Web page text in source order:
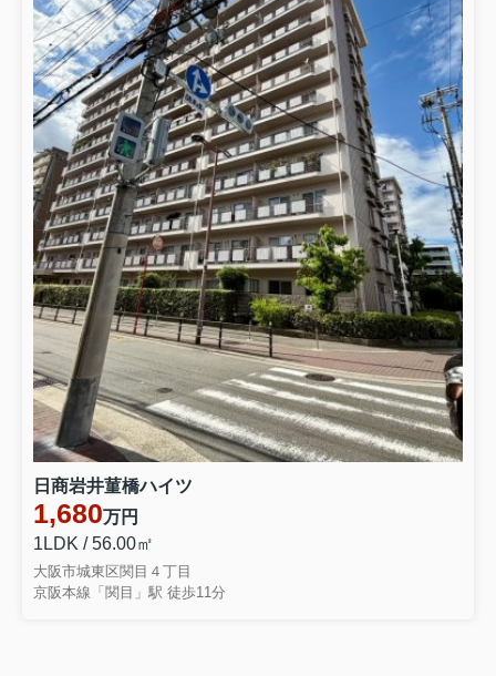
共働きで忙しい毎日の中でも、子ども
との時間や暮らしの安心は大切にした
いものです。大阪市城東区で子育てし
やすい駅近の住まいを検討している方
の中には、通勤や保育園の送迎に便利
な立地と、落ち着いた生活環境の...
▼こちらも合わせてどうぞ！
城東区の中古マンション情報
城東区の中古戸建情報
2026.07.13
大阪市鶴見区の中古マンション相場
は？売却タイミングを見極めて...
大阪市鶴見区の中古マンションを、で
きるだけ高く、そして安心して売却し
たいと考えていませんか。同じマンシ
ョンでも、売却タイミングや相場をき
ちんと押さえているかどうかで、手元
に残る金額は大きく変わります。...
お気軽にお問い合わせください(^^)/
◆来店予約はこちらから◆
◆売却査定はこちらから◆
日商岩井菫橋ハイツ
1,680万円
1LDK / 56.00㎡
大阪市城東区関目４丁目
京阪本線「関目」駅 徒歩11分